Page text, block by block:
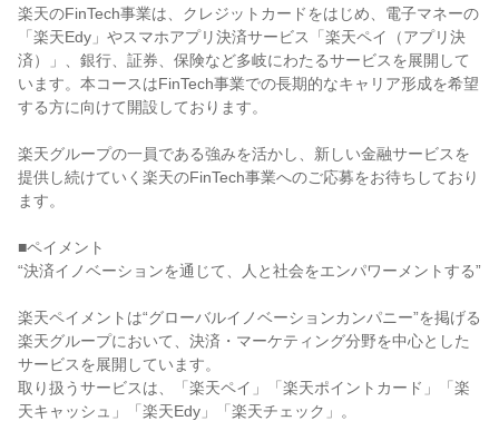
楽天のFinTech事業は、クレジットカードをはじめ、電子マネーの
「楽天Edy」やスマホアプリ決済サービス「楽天ペイ（アプリ決
済）」、銀行、証券、保険など多岐にわたるサービスを展開して
います。本コースはFinTech事業での長期的なキャリア形成を希望
する方に向けて開設しております。
楽天グループの一員である強みを活かし、新しい金融サービスを
提供し続けていく楽天のFinTech事業へのご応募をお待ちしており
ます。
■ペイメント
“決済イノベーションを通じて、人と社会をエンパワーメントする”
楽天ペイメントは“グローバルイノベーションカンパニー”を掲げる
楽天グループにおいて、決済・マーケティング分野を中心とした
サービスを展開しています。
取り扱うサービスは、「楽天ペイ」「楽天ポイントカード」「楽
天キャッシュ」「楽天Edy」「楽天チェック」。